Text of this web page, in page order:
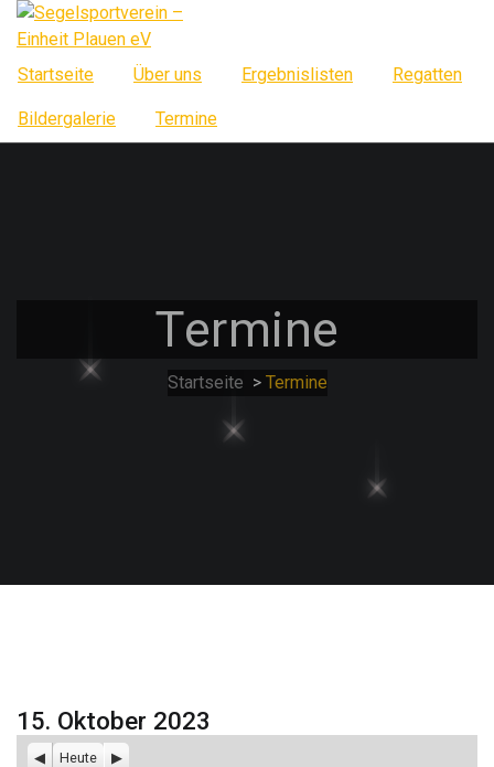
Springe
zum
InhaltStartseite Über uns Ergebnislisten Regatten
Bildergalerie Termine
Termine
Startseite > Termine
15. Oktober 2023
Zurück
Heute Weiter